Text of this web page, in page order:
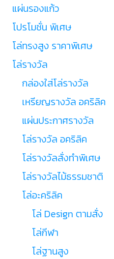
แผ่นรองแก้ว
โปรโมชั่น พิเศษ
โล่ทรงสูง ราคาพิเศษ
โล่รางวัล
กล่องใส่โล่รางวัล
เหรียญรางวัล อคริลิค
แผ่นประกาศรางวัล
โล่รางวัล อคริลิค
โล่รางวัลสั่งทำพิเศษ
โล่รางวัลไม้ธรรมชาติ
โล่อะคริลิค
โล่ Design ตามสั่ง
โล่กีฬา
โล่ฐานสูง